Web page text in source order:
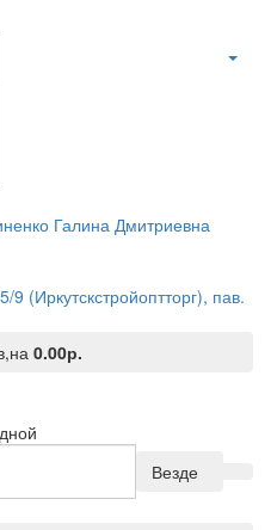
(Иркутскстройоптторг), пав.
на 0.00р.
Везде